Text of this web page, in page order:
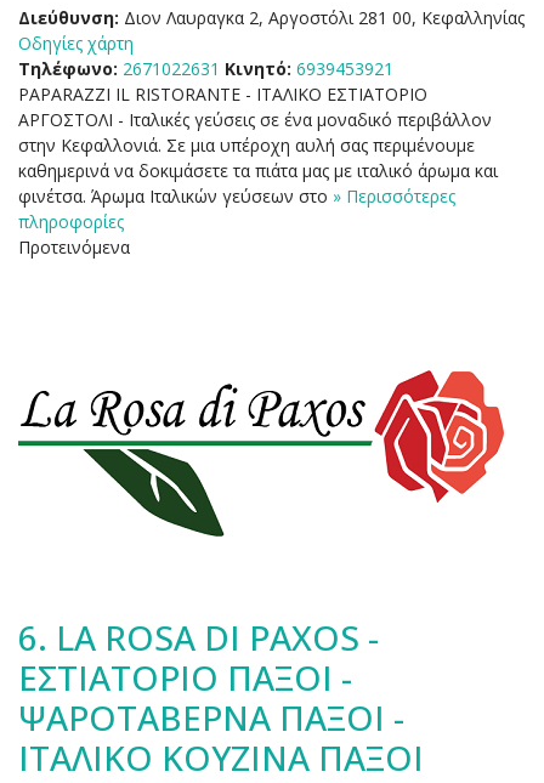
Διεύθυνση: Διον Λαυραγκα 2, Αργοστόλι 281 00, Κεφαλληνίας
Οδηγίες χάρτη
Τηλέφωνο: 2671022631 Κινητό: 6939453921
PAPARAZZI IL RISTORANTE - ΙΤΑΛΙΚΟ ΕΣΤΙΑΤΟΡΙΟ
ΑΡΓΟΣΤΟΛΙ - Ιταλικές γεύσεις σε ένα μοναδικό περιβάλλον
στην Κεφαλλονιά. Σε μια υπέροχη αυλή σας περιμένουμε
καθημερινά να δοκιμάσετε τα πιάτα μας με ιταλικό άρωμα και
φινέτσα. Άρωμα Ιταλικών γεύσεων στο » Περισσότερες
πληροφορίες
Προτεινόμενα
6. LA ROSA DI PAXOS -
ΕΣΤΙΑΤΟΡΙΟ ΠΑΞΟΙ -
ΨΑΡΟΤΑΒΕΡΝΑ ΠΑΞΟΙ -
ΙΤΑΛΙΚΟ ΚΟΥΖΙΝΑ ΠΑΞΟΙ